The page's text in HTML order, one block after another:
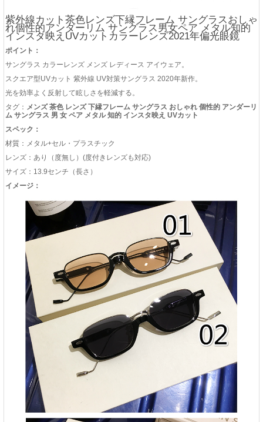
紫外線カット茶色レンズ下縁フレーム サングラスおしゃ
れ個性的アンダーリム サングラス男女ペア メタル知的
インスタ映えUVカットカラーレンズ2021年偏光眼鏡
ポイント：
サングラス カラーレンズ メンズ レディース アイウェア。
スクエア型UVカット 紫外線 UV対策サングラス 2020年新作。
光を効率よく反射して眩しさを軽減する。
タグ： メンズ 茶色 レンズ 下縁フレーム サングラス おしゃれ 個性的 アンダーリ
ム サングラス 男 女 ペア メタル 知的 インスタ映え UVカット
スペック：
材質：メタル+セル・プラスチック
レンズ：あり（度無し）(度付きレンズも対応)
サイズ：13.9センチ（長さ）
イメージ：